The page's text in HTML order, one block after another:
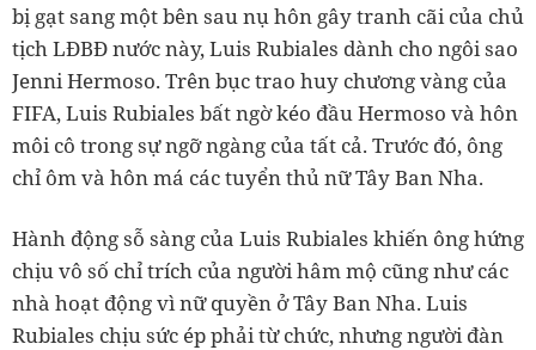
bị gạt sang một bên sau nụ hôn gây tranh cãi của chủ
tịch LĐBĐ nước này, Luis Rubiales dành cho ngôi sao
Jenni Hermoso. Trên bục trao huy chương vàng của
FIFA, Luis Rubiales bất ngờ kéo đầu Hermoso và hôn
môi cô trong sự ngỡ ngàng của tất cả. Trước đó, ông
chỉ ôm và hôn má các tuyển thủ nữ Tây Ban Nha.
Hành động sỗ sàng của Luis Rubiales khiến ông hứng
chịu vô số chỉ trích của người hâm mộ cũng như các
nhà hoạt động vì nữ quyền ở Tây Ban Nha. Luis
Rubiales chịu sức ép phải từ chức, nhưng người đàn